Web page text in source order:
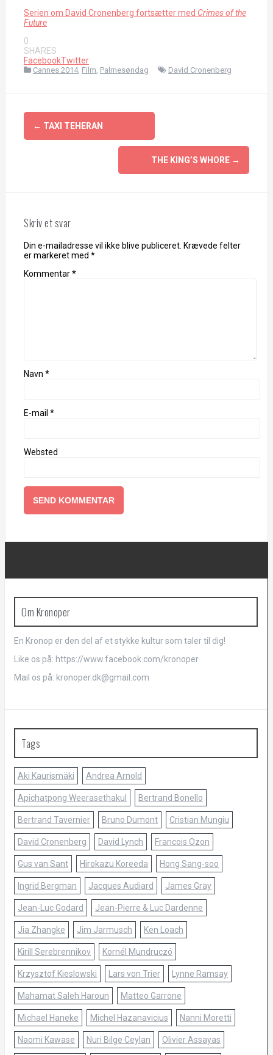
Serien om David Cronenberg fortsætter med Crimes of the
Future
0
SHARES
FacebookTwitter
Cannes 2014, Film, Palmesøndag David Cronenberg
Indlægsnavigation
← TAXI TEHERAN
THE KING’S WHORE →
Skriv et svar
Din e-mailadresse vil ikke blive publiceret. Krævede felter
er markeret med *
Kommentar*
Navn *
E-mail *
Websted
Om Kronoper
En Kronop er den del af et stykke kultur som taler til dig!
Like os på: https://www.facebook.com/kronoper
Mail os på: kronoper.dk@gmail.com
Tags
Aki Kaurismäki Andrea Arnold
Apichatpong Weerasethakul Bertrand Bonello
Bertrand Tavernier Bruno Dumont Cristian Mungiu
David Cronenberg David Lynch Francois Ozon
Gus van Sant Hirokazu Koreeda Hong Sang-soo
Ingrid Bergman Jacques Audiard James Gray
Jean-Luc Godard Jean-Pierre & Luc Dardenne
Jia Zhangke Jim Jarmusch Ken Loach
Kirill Serebrennikov Kornél Mundruczó
Krzysztof Kieslowski Lars von Trier Lynne Ramsay
Mahamat Saleh Haroun Matteo Garrone
Michael Haneke Michel Hazanavicius Nanni Moretti
Naomi Kawase Nuri Bilge Ceylan Olivier Assayas